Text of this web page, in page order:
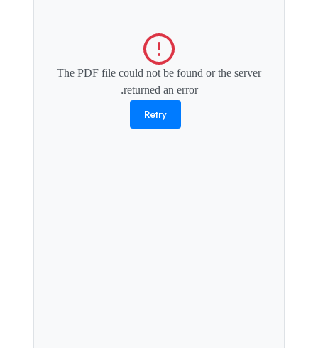
The PDF file could not be found or the server
returned an error.
Retry